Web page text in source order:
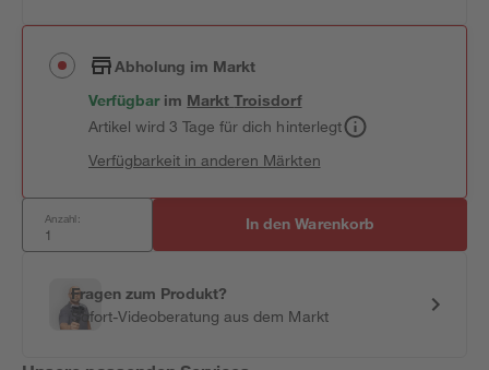
Abholung im Markt
Verfügbar im MarktTroisdorf
Artikel wird 3 Tage für dich hinterlegt
Verfügbarkeit in anderen Märkten
Anzahl: In den Warenkorb
Fragen zum Produkt?
Sofort-Videoberatung aus dem Markt